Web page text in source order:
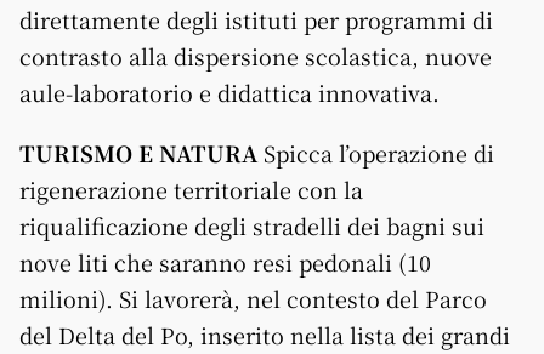
direttamente degli istituti per programmi di
contrasto alla dispersione scolastica, nuove
aule-laboratorio e didattica innovativa.
TURISMO E NATURA Spicca l’operazione di
rigenerazione territoriale con la
riqualificazione degli stradelli dei bagni sui
nove liti che saranno resi pedonali (10
milioni). Si lavorerà, nel contesto del Parco
del Delta del Po, inserito nella lista dei grandi